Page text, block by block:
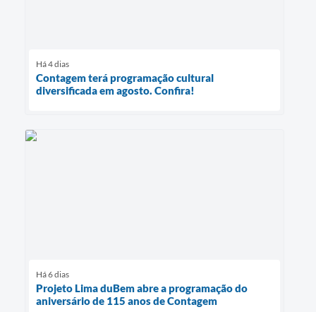
Há 4 dias
Contagem terá programação cultural
diversificada em agosto. Confira!
Há 6 dias
Projeto Lima duBem abre a programação do
aniversário de 115 anos de Contagem